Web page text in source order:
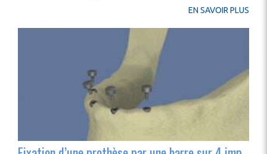
EN SAVOIR PLUS